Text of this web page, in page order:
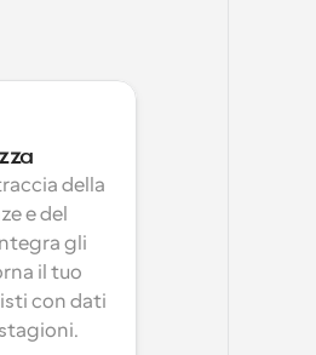
della
e del
gli
il tuo
con dati